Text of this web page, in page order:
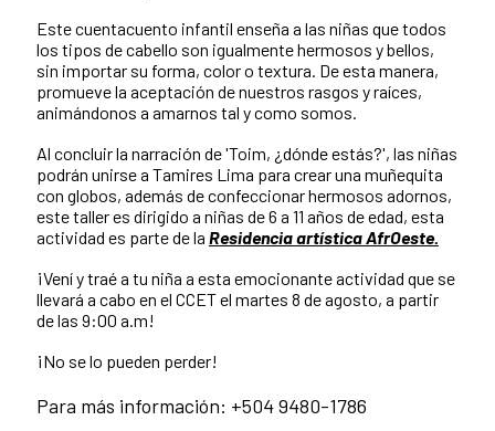
Este cuentacuento infantil enseña a las niñas que todos
los tipos de cabello son igualmente hermosos y bellos,
sin importar su forma, color o textura. De esta manera,
promueve la aceptación de nuestros rasgos y raíces,
animándonos a amarnos tal y como somos.
Al concluir la narración de 'Toim, ¿dónde estás?', las niñas
podrán unirse a Tamires Lima para crear una muñequita
con globos, además de confeccionar hermosos adornos,
este taller es dirigido a niñas de 6 a 11 años de edad, esta
actividad es parte de la Residencia artística AfrOeste.
¡Vení y traé a tu niña a esta emocionante actividad que se
llevará a cabo en el CCET el martes 8 de agosto, a partir
de las 9:00 a.m!
¡No se lo pueden perder!
Para más información: +504 9480-1786